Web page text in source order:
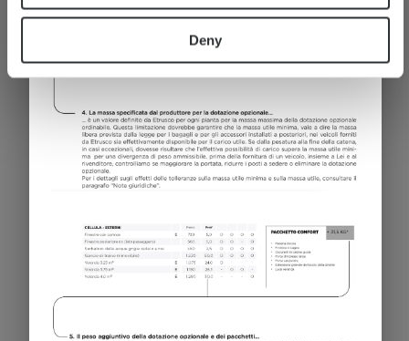
Deny
I 7400 QBC
78.879 €
Prezzo a partire
da
4 - 5